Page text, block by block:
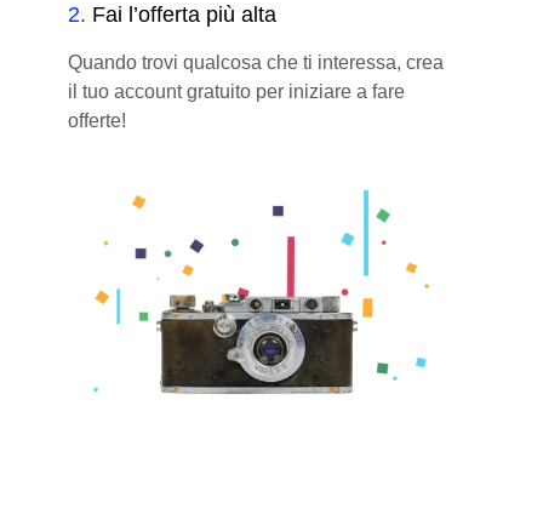
2. Fai l’offerta più alta
Quando trovi qualcosa che ti interessa, crea
il tuo account gratuito per iniziare a fare
offerte!